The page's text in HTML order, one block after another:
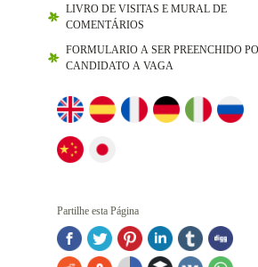
LIVRO DE VISITAS E MURAL DE
COMENTÁRIOS
FORMULARIO A SER PREENCHIDO
CANDIDATO A VAGA
Partilhe esta Página